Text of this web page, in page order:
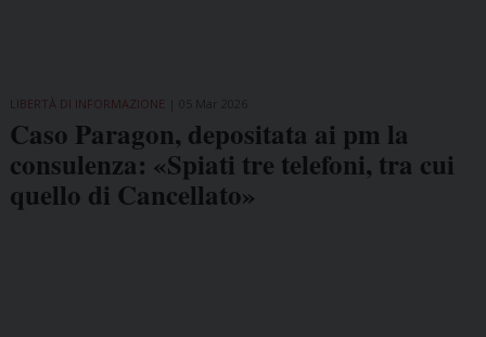
LIBERTÀ DI INFORMAZIONE
Caso Paragon, depositata ai pm la
consulenza: «Spiati tre telefoni, tra cui
quello di Cancellato»